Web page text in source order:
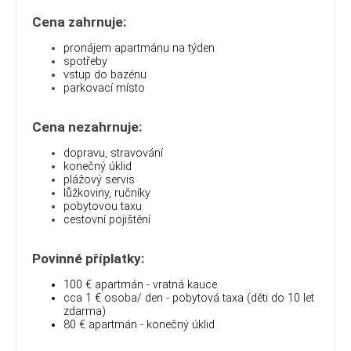
Cena zahrnuje:
pronájem apartmánu na týden
spotřeby
vstup do bazénu
parkovací místo
Cena nezahrnuje:
dopravu, stravování
konečný úklid
plážový servis
lůžkoviny, ručníky
pobytovou taxu
cestovní pojištění
Povinné příplatky:
100 € apartmán - vratná kauce
cca 1 € osoba/ den - pobytová taxa (děti do 10 let
zdarma)
80 € apartmán - konečný úklid